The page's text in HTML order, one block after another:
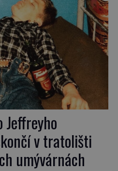
Jeffreyho
v tratolišti
umývárnách